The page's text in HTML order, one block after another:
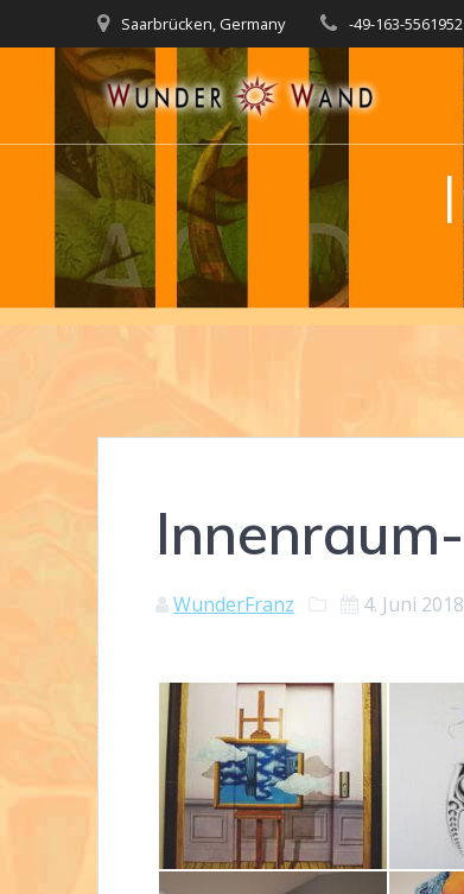
Inhalt
springen
Saarbrücken, Germany -49-163-5561952
WunderFranz 4. Juni 2018